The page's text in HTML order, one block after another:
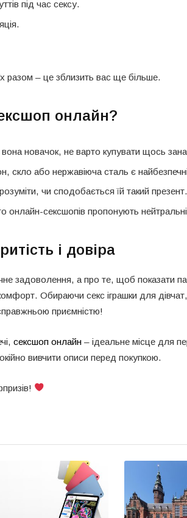
під час сексу.
разом – це зблизить вас ще більше.
онлайн?
новачок, не варто купувати щось
скло або нержавіюча сталь є
чи сподобається їй такий презент.
онлайн-сексшопів пропонують
і довіра
задоволення, а про те, щоб показати
Обираючи секс іграшки для дівчат,
приємністю!
сексшоп онлайн – ідеальне місце для
вивчити описи перед покупкою.